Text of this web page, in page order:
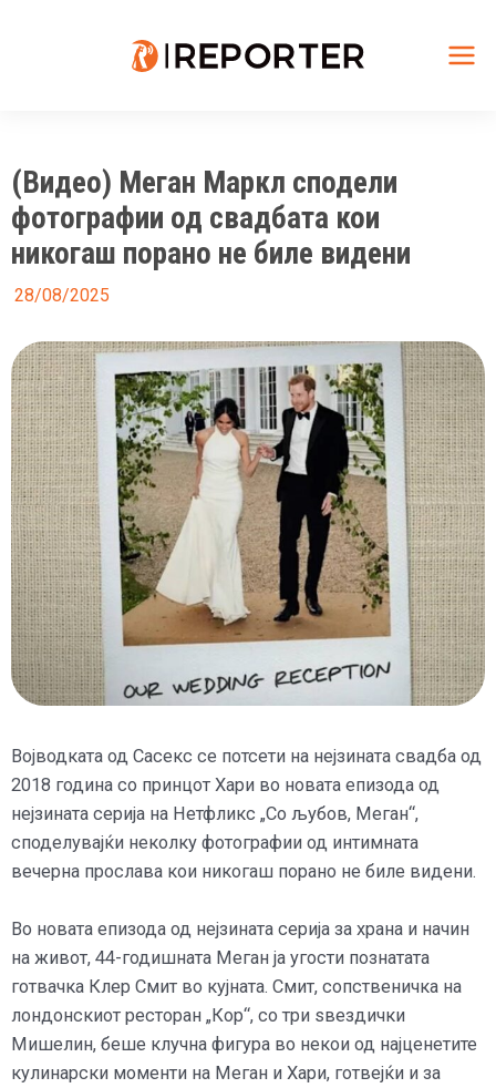
(Видео) Меган Маркл сподели
фотографии од свадбата кои
никогаш порано не биле видени
28/08/2025
Војводката од Сасекс се потсети на нејзината свадба од
2018 година со принцот Хари во новата епизода од
нејзината серија на Нетфликс „Со љубов, Меган“,
споделувајќи неколку фотографии од интимната
вечерна прослава кои никогаш порано не биле видени.
Во новата епизода од нејзината серија за храна и начин
на живот, 44-годишната Меган ја угости познатата
готвачка Клер Смит во кујната. Смит, сопственичка на
лондонскиот ресторан „Кор“, со три ѕвездички
Мишелин, беше клучна фигура во некои од најценетите
кулинарски моменти на Меган и Хари, готвејќи и за